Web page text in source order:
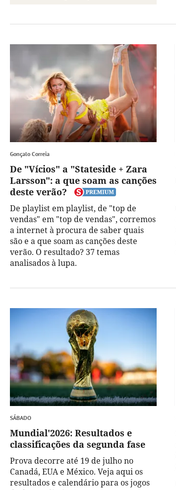
Gonçalo Correia
De "Vícios" a "Stateside + Zara
Larsson": a que soam as canções
deste verão?
De playlist em playlist, de "top de
vendas" em "top de vendas", corremos
a internet à procura de saber quais
são e a que soam as canções deste
verão. O resultado? 37 temas
analisados à lupa.
SÁBADO
Mundial'2026: Resultados e
classificações da segunda fase
Prova decorre até 19 de julho no
Canadá, EUA e México. Veja aqui os
resultados e calendário para os jogos